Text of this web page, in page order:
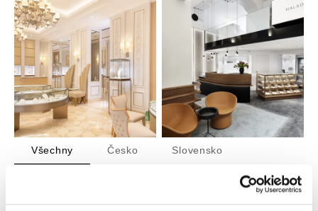
Všechny Česko Slovensko
Pařížská 7, 110 00 Praha 1